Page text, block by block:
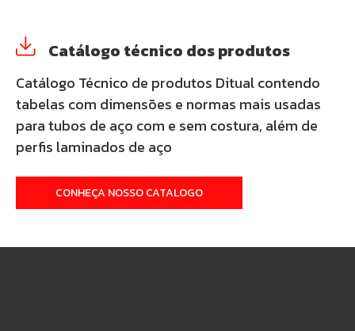
Catálogo técnico dos produtos
Catálogo Técnico de produtos Ditual contendo
tabelas com dimensões e normas mais usadas
para tubos de aço com e sem costura, além de
perfis laminados de aço
CONHEÇA NOSSO CATALOGO